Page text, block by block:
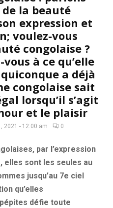
la beauté
expression et
voulez-vous
congolaise ?
à ce qu’elle
a déjà
congolaise sait
lorsqu’il s’agit
et le plaisir
2021 - 12:00 am 0
par l’expression
elles sont les seules au
jusqu’au 7e ciel
qu’elles
défie toute